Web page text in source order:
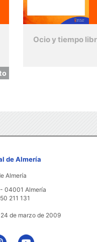
Ocio y tiempo
de Almería
Almería
04001 Almería
211 131
24 de marzo de 2009